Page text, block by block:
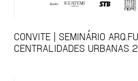
CONVITE | SEMINÁRIO
CENTRALIDADES URBANAS